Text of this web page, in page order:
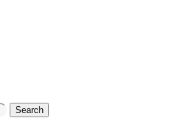
Search